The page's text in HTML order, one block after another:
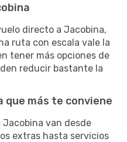
directo a Jacobina,
ruta con escala vale la
tener más opciones de
reducir bastante la
que más te conviene
Jacobina van desde
extras hasta servicios